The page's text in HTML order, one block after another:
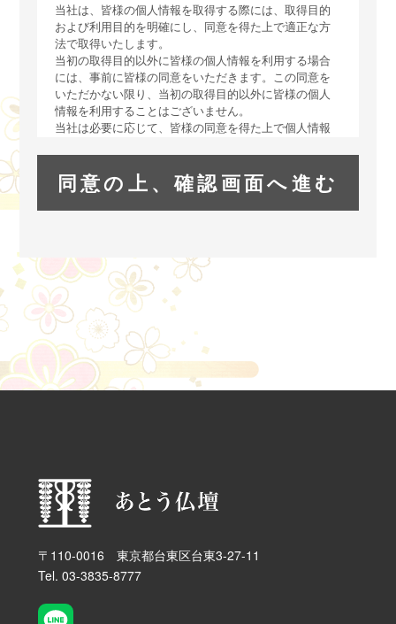
当社は、皆様の個人情報を取得する際には、取得目的
および利用目的を明確にし、同意を得た上で適正な方
法で取得いたします。
当初の取得目的以外に皆様の個人情報を利用する場合
には、事前に皆様の同意をいただきます。この同意を
いただかない限り、当初の取得目的以外に皆様の個人
情報を利用することはございません。
当社は必要に応じて、皆様の同意を得た上で個人情報
します。
なお、皆様が当該個人情報を当社に与えることは任意
でありますが、当該個人情報を与えなかった場合は、
ウェブサイト上で取得する個人情報について
皆様のご連絡先（氏名・Eメールアドレス・電話番号な
ど）を弊社にお知らせいただくのは、次のような場合
です。
お見積もり依頼、またご意見・ご要望をいただく場
合
メールマガジンのご送付
当社は、以下のいずれかに該当する場合を除いて、取
得した個人情報を第三者へ提供いたしません。
法令に基づく場合
〒110-0016 東京都台東区台東3-27-11
Tel. 03-3835-8777